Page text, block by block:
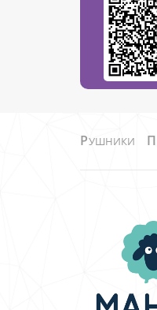
РУШНИКИ П